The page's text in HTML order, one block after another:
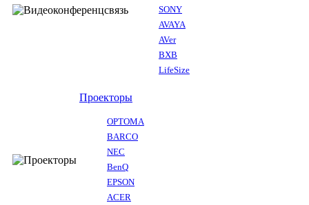
SONY
AVAYA
AVer
BXB
LifeSize
Проекторы
OPTOMA
BARCO
NEC
BenQ
EPSON
ACER